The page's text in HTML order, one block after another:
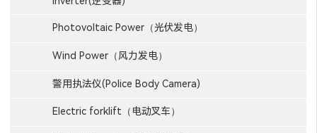
Photovoltaic Power（光伏发电）
Wind Power（风力发电）
警用执法仪(Police Body Camera)
Electric forklift（电动叉车）